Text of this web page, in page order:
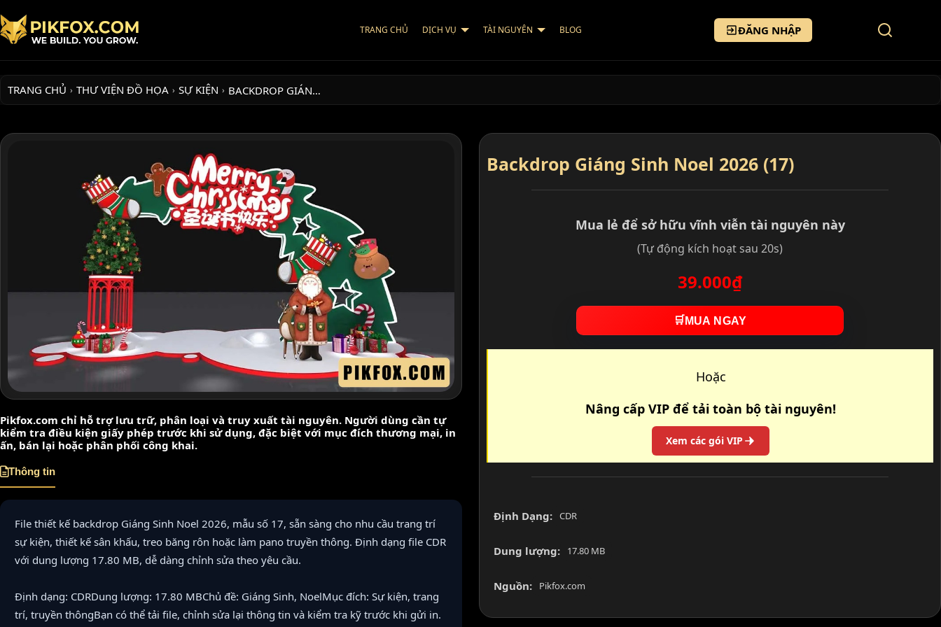
TRANG CHỦ DỊCH VỤ TÀI NGUYÊN BLOG ĐĂNG NHẬP
TRANG CHỦ › THƯ VIỆN ĐỒ HỌA › SỰ KIỆN › BACKDROP GIÁN…
Pikfox.com chỉ hỗ trợ lưu trữ, phân loại và truy xuất tài nguyên. Người dùng cần tự
kiểm tra điều kiện giấy phép trước khi sử dụng, đặc biệt với mục đích thương mại, in
ấn, bán lại hoặc phân phối công khai.
Thông tin
File thiết kế backdrop Giáng Sinh Noel 2026, mẫu số 17, sẵn sàng cho nhu cầu trang trí
sự kiện, thiết kế sân khấu, treo băng rôn hoặc làm pano truyền thông. Định dạng file CDR
với dung lượng 17.80 MB, dễ dàng chỉnh sửa theo yêu cầu.
Định dạng: CDRDung lượng: 17.80 MBChủ đề: Giáng Sinh, NoelMục đích: Sự kiện, trang
trí, truyền thôngBạn có thể tải file, chỉnh sửa lại thông tin và kiểm tra kỹ trước khi gửi in.
Backdrop Giáng Sinh Noel 2026 (17)
Mua lẻ để sở hữu vĩnh viễn tài nguyên này
(Tự động kích hoạt sau 20s)
39.000₫
🛒 MUA NGAY
Hoặc
Nâng cấp VIP để tải toàn bộ tài nguyên!
Xem các gói VIP
Định Dạng: CDR
Dung lượng: 17.80 MB
Nguồn: Pikfox.com